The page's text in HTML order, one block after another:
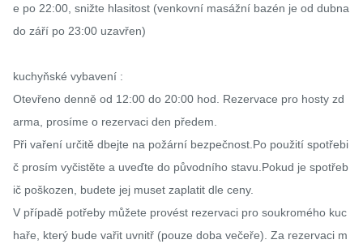
e po 22:00, snižte hlasitost (venkovní masážní bazén je od dubna
do září po 23:00 uzavřen)
kuchyňské vybavení :
Otevřeno denně od 12:00 do 20:00 hod. Rezervace pro hosty zd
arma, prosíme o rezervaci den předem.
Při vaření určitě dbejte na požární bezpečnost.Po použití spotřebi
č prosím vyčistěte a uveďte do původního stavu.Pokud je spotřeb
ič poškozen, budete jej muset zaplatit dle ceny.
V případě potřeby můžete provést rezervaci pro soukromého kuc
haře, který bude vařit uvnitř (pouze doba večeře). Za rezervaci m